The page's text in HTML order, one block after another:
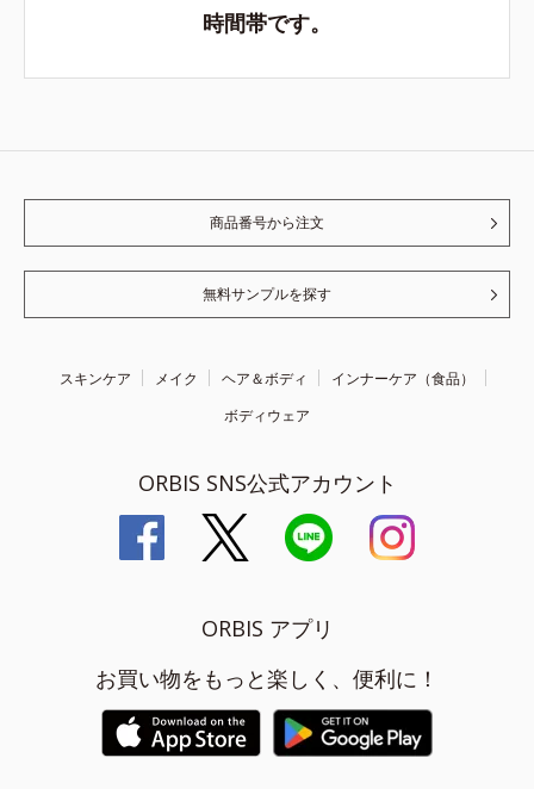
時間帯です。
商品番号から注文
無料サンプルを探す
スキンケア メイク ヘア＆ボディ
インナーケア（食品）
ボディウェア
ORBIS SNS公式アカウント
ORBIS アプリ
お買い物をもっと楽しく、便利に！